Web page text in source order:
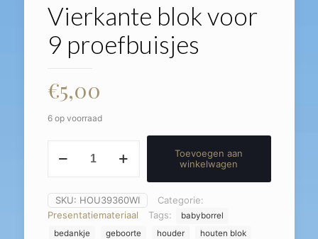
Vierkante blok voor
9 proefbuisjes
€5,00
6 op voorraad
blok
proefbuisjes
aantal
Toevoegen aan
winkelwagen
SKU: HOU39360WI
Categorie:
Presentatiemateriaal
Tags:
babyborrel
bedankje
geboorte houder
houten blok